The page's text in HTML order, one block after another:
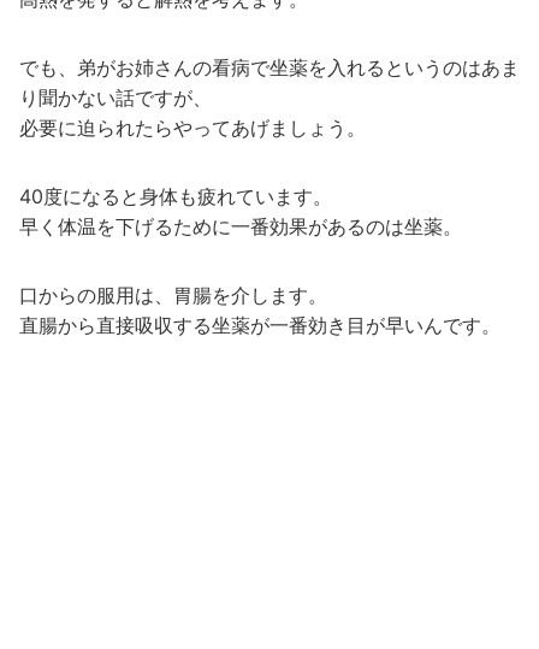
でも、弟がお姉さんの看病で坐薬を入れるというのはあま
り聞かない話ですが、
必要に迫られたらやってあげましょう。
40度になると身体も疲れています。
早く体温を下げるために一番効果があるのは坐薬。
口からの服用は、胃腸を介します。
直腸から直接吸収する坐薬が一番効き目が早いんです。